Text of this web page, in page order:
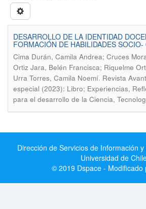
DESARROLLO DE LA IDENTIDAD
FORMACIÓN DE HABILIDADES SOCIO-
Cima Durán, Camila Andrea; Cruces
Ortiz Jara, Belén Francisca; Riquelme
Urra Torres, Camila Noemí. Revista
especial (2023): Libro; Experiencias,
para el desarrollo de la Ciencia,
Dirección de Servicios de Información
Universidad de
© 2019 Dspace - Modificado